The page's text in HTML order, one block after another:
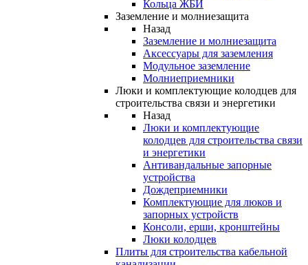
Кольца ЖБИ
Заземление и молниезащита
Назад
Заземление и молниезащита
Аксессуары для заземления
Модульное заземление
Молниеприемники
Люки и комплектующие колодцев для
строительства связи и энергетики
Назад
Люки и комплектующие
колодцев для строительства связи
и энергетики
Антивандальные запорные
устройства
Дождеприемники
Комплектующие для люков и
запорных устройств
Консоли, ерши, кронштейны
Люки колодцев
Плиты для строительства кабельной